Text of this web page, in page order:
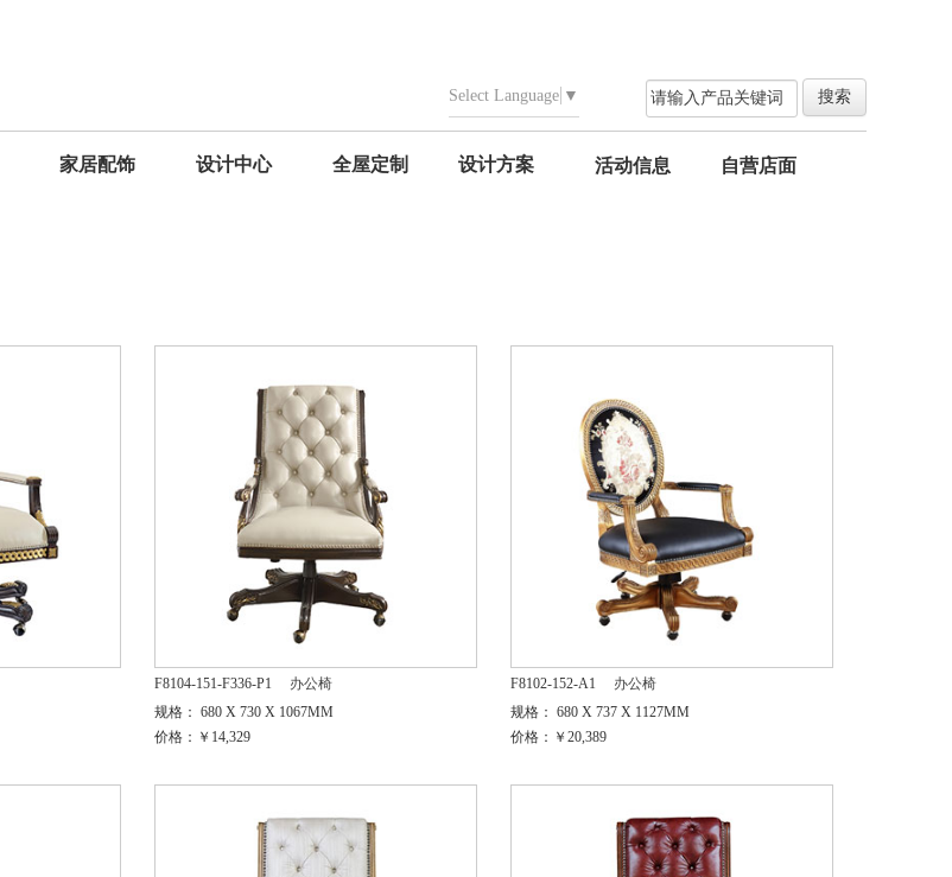
Select Language ▼
家居配饰 设计中心 全屋定制 设计方案 活动信息 自营店面
F8104-151-F336-P1
办公椅
规格： 680 X 730 X 1067MM
价格：￥14,329
F8102-152-A1
办公椅
规格： 680 X 737 X 1127MM
价格：￥20,389